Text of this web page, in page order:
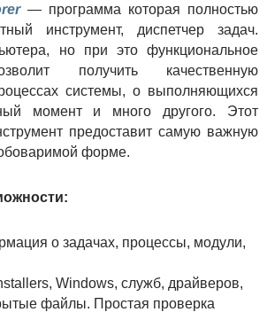
— программа которая полностью
инструмент, диспетчер задач.
но при это функциональное
получить качественную
системы, о выполняющихся
момент и много другого. Этот
предоставит самую важную
форме.
о задачах, процессы, модули,
Windows, служб, драйверов,
файлы. Простая проверка